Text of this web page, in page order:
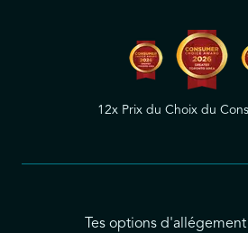
12x Prix du Choix du
Tes options